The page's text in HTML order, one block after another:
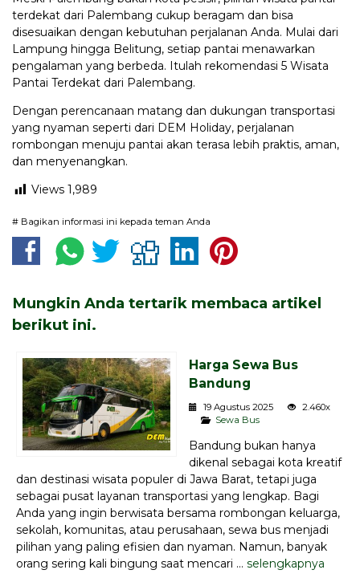
terdekat dari Palembang cukup beragam dan bisa
disesuaikan dengan kebutuhan perjalanan Anda. Mulai dari
Lampung hingga Belitung, setiap pantai menawarkan
pengalaman yang berbeda. Itulah rekomendasi 5 Wisata
Pantai Terdekat dari Palembang.
Dengan perencanaan matang dan dukungan transportasi
yang nyaman seperti dari DEM Holiday, perjalanan
rombongan menuju pantai akan terasa lebih praktis, aman,
dan menyenangkan.
Views 1,989
# Bagikan informasi ini kepada teman Anda
Mungkin Anda tertarik membaca artikel
berikut ini.
Harga Sewa Bus
Bandung
19 Agustus 2025
2.460x
Sewa Bus
Bandung bukan hanya
dikenal sebagai kota kreatif
dan destinasi wisata populer di Jawa Barat, tetapi juga
sebagai pusat layanan transportasi yang lengkap. Bagi
Anda yang ingin berwisata bersama rombongan keluarga,
sekolah, komunitas, atau perusahaan, sewa bus menjadi
pilihan yang paling efisien dan nyaman. Namun, banyak
orang sering kali bingung saat mencari ... selengkapnya